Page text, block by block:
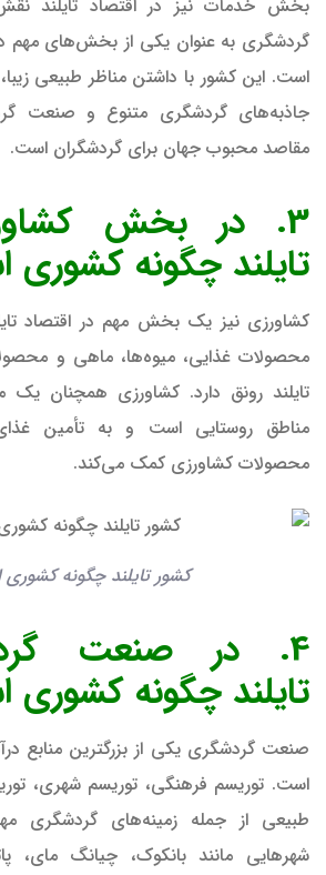
بخش خدمات نیز در اقتصاد تایلند
گردشگری به عنوان یکی از بخش‌های مهم
است. این کشور با داشتن مناظر طبیعی
جاذبه‌های گردشگری متنوع و صنعت
مقاصد محبوب جهان برای گردشگران است.
3. در بخش
تایلند چگونه
کشاورزی نیز یک بخش مهم در اقتصاد
محصولات غذایی، میوه‌ها، ماهی و
تایلند رونق دارد. کشاورزی همچنان یک
مناطق روستایی است و به تأمین
محصولات کشاورزی کمک می‌کند.
کشور تایلند چگونه
4. در صنعت
تایلند چگونه
صنعت گردشگری یکی از بزرگترین منابع
است. توریسم فرهنگی، توریسم شهری،
طبیعی از جمله زمینه‌های گردشگری
شهرهایی مانند بانکوک، چیانگ مای،